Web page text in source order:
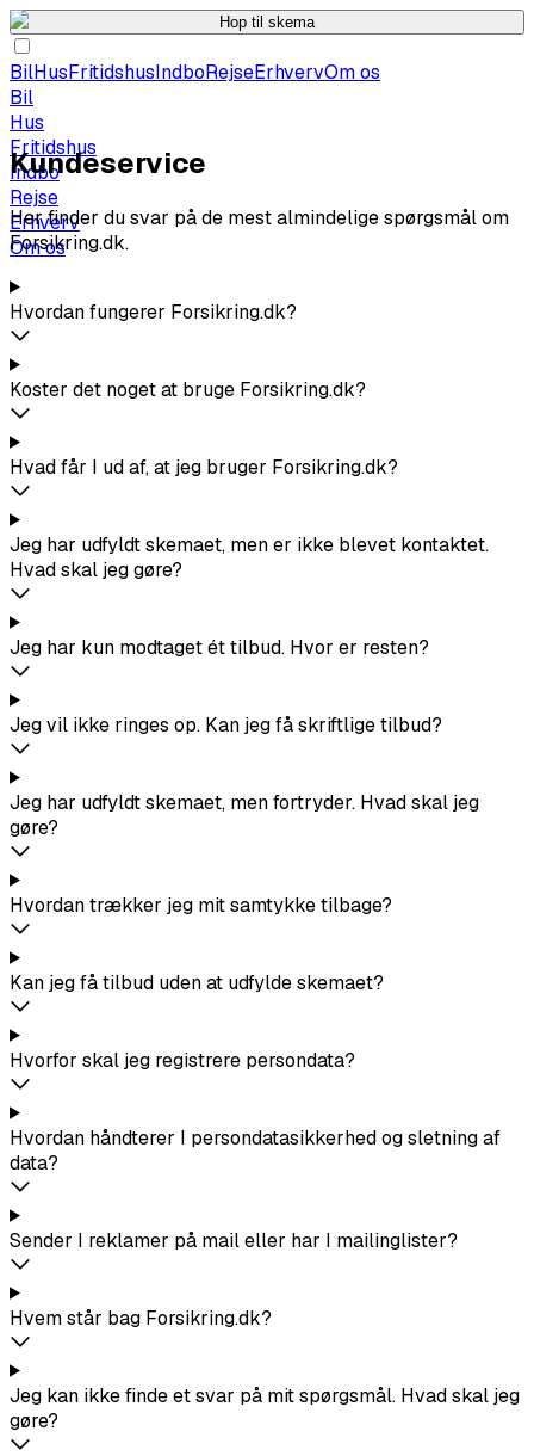
Hop til skema
BilHusFritidshusIndboRejseErhvervOm os
Bil
Hus
Fritidshus
Indbo
Rejse
Erhverv
Om os
Kundeservice
Her finder du svar på de mest almindelige spørgsmål om
Forsikring.dk.
Hvordan fungerer Forsikring.dk?
Koster det noget at bruge Forsikring.dk?
Hvad får I ud af, at jeg bruger Forsikring.dk?
Jeg har udfyldt skemaet, men er ikke blevet kontaktet.
Hvad skal jeg gøre?
Jeg har kun modtaget ét tilbud. Hvor er resten?
Jeg vil ikke ringes op. Kan jeg få skriftlige tilbud?
Jeg har udfyldt skemaet, men fortryder. Hvad skal jeg
gøre?
Hvordan trækker jeg mit samtykke tilbage?
Kan jeg få tilbud uden at udfylde skemaet?
Hvorfor skal jeg registrere persondata?
Hvordan håndterer I persondatasikkerhed og sletning af
data?
Sender I reklamer på mail eller har I mailinglister?
Hvem står bag Forsikring.dk?
Jeg kan ikke finde et svar på mit spørgsmål. Hvad skal jeg
gøre?